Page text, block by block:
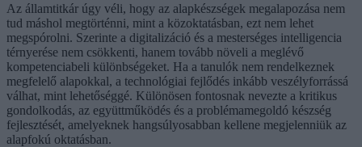
Az államtitkár úgy véli, hogy az alapkészségek megalapozása nem
tud máshol megtörténni, mint a közoktatásban, ezt nem lehet
megspórolni. Szerinte a digitalizáció és a mesterséges intelligencia
térnyerése nem csökkenti, hanem tovább növeli a meglévő
kompetenciabeli különbségeket. Ha a tanulók nem rendelkeznek
megfelelő alapokkal, a technológiai fejlődés inkább veszélyforrássá
válhat, mint lehetőséggé. Különösen fontosnak nevezte a kritikus
gondolkodás, az együttműködés és a problémamegoldó készség
fejlesztését, amelyeknek hangsúlyosabban kellene megjelenniük az
alapfokú oktatásban.